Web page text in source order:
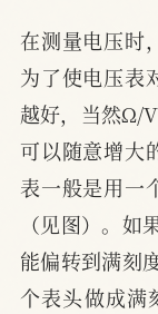
在测量电压时
为了使电压表
越好，当然Ω/
可以随意增大
表一般是用一
（见图）。
能偏转到满刻
个表头做成满